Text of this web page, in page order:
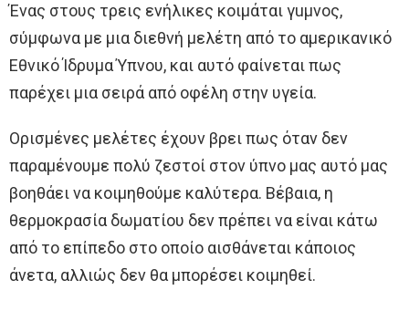
Ένας στους τρεις ενήλικες κοιμάται γuμvoς,
σύμφωνα με μια διεθνή μελέτη από το αμερικανικό
Εθνικό Ίδρυμα Ύπνου, και αυτό φαίνεται πως
παρέχει μια σειρά από οφέλη στην υγεία.
Ορισμένες μελέτες έχουν βρει πως όταν δεν
παραμένουμε πολύ ζεστοί στον ύπνο μας αυτό μας
βοηθάει να κοιμηθούμε καλύτερα. Βέβαια, η
θερμοκρασία δωματίου δεν πρέπει να είναι κάτω
από το επίπεδο στο οποίο αισθάνεται κάποιος
άνετα, αλλιώς δεν θα μπορέσει κοιμηθεί.